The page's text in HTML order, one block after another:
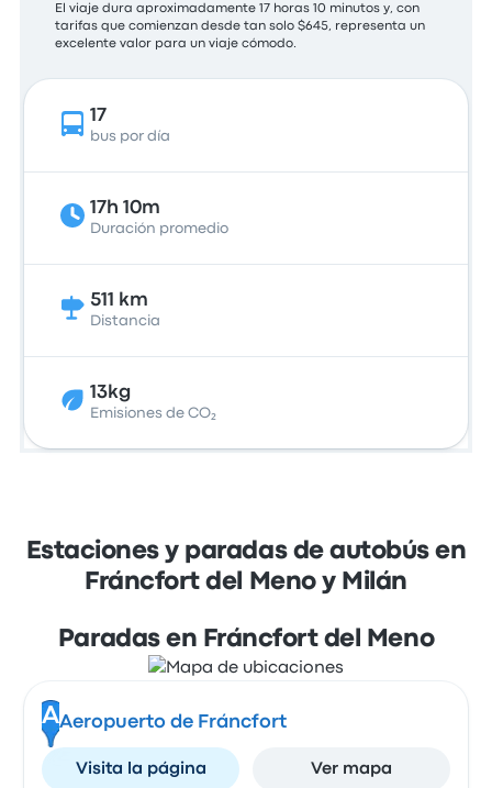
El viaje dura aproximadamente 17 horas 10 minutos y, con
tarifas que comienzan desde tan solo $645, representa un
excelente valor para un viaje cómodo.
17
bus por día
17h 10m
Duración promedio
511 km
Distancia
13kg
Emisiones de CO₂
Estaciones y paradas de autobús en
Fráncfort del Meno y Milán
Paradas en Fráncfort del Meno
AAeropuerto de Fráncfort
Visita la página Ver mapa